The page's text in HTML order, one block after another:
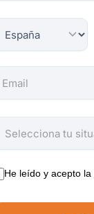
He leído y acepto la